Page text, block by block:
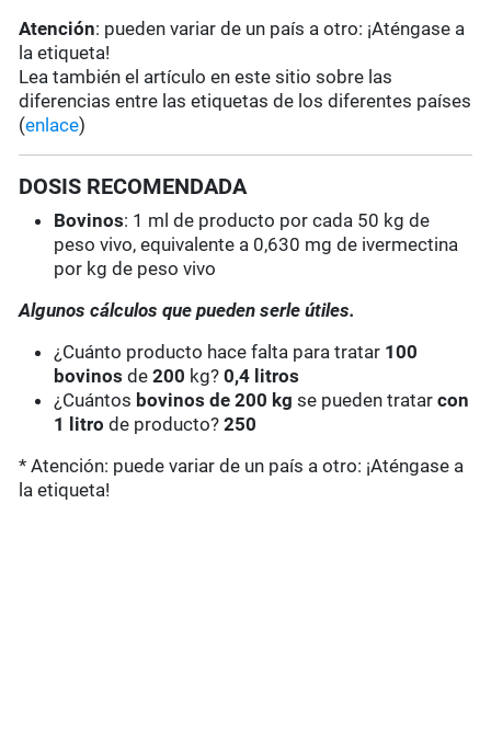
Atención: pueden variar de un país a otro: ¡Aténgase a
la etiqueta!
Lea también el artículo en este sitio sobre las
diferencias entre las etiquetas de los diferentes países
(enlace)
DOSIS RECOMENDADA
Bovinos: 1 ml de producto por cada 50 kg de
peso vivo, equivalente a 0,630 mg de ivermectina
por kg de peso vivo
Algunos cálculos que pueden serle útiles.
¿Cuánto producto hace falta para tratar 100
bovinosde200 kg?0,4 litros
¿Cuántos bovinos de 200 kg se pueden tratarcon
1 litro de producto?250
* Atención: puede variar de un país a otro: ¡Aténgase a
la etiqueta!